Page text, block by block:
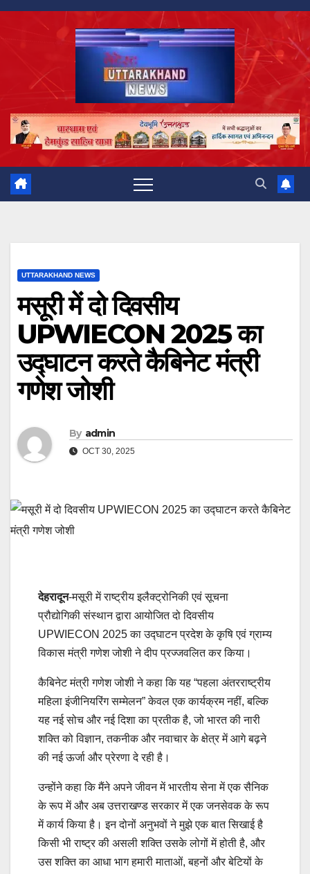
Skip
UTTARAKHAND NEWS
मसूरी में दो दिवसीय
UPWIECON 2025 का
उद्घाटन करते कैबिनेट मंत्री
गणेश जोशी
By admin
OCT 30, 2025
देहरादून-मसूरी में राष्ट्रीय इलैक्ट्रोनिकी एवं सूचना
प्रौद्योगिकी संस्थान द्वारा आयोजित दो दिवसीय
UPWIECON 2025 का उद्घाटन प्रदेश के कृषि एवं ग्राम्य
विकास मंत्री गणेश जोशी ने दीप प्रज्जवलित कर किया।
कैबिनेट मंत्री गणेश जोशी ने कहा कि यह “पहला अंतरराष्ट्रीय
महिला इंजीनियरिंग सम्मेलन” केवल एक कार्यक्रम नहीं, बल्कि
यह नई सोच और नई दिशा का प्रतीक है, जो भारत की नारी
शक्ति को विज्ञान, तकनीक और नवाचार के क्षेत्र में आगे बढ़ने
की नई ऊर्जा और प्रेरणा दे रही है।
उन्होंने कहा कि मैंने अपने जीवन में भारतीय सेना में एक सैनिक
के रूप में और अब उत्तराखण्ड सरकार में एक जनसेवक के रूप
में कार्य किया है। इन दोनों अनुभवों ने मुझे एक बात सिखाई है
किसी भी राष्ट्र की असली शक्ति उसके लोगों में होती है, और
उस शक्ति का आधा भाग हमारी माताओं, बहनों और बेटियों के